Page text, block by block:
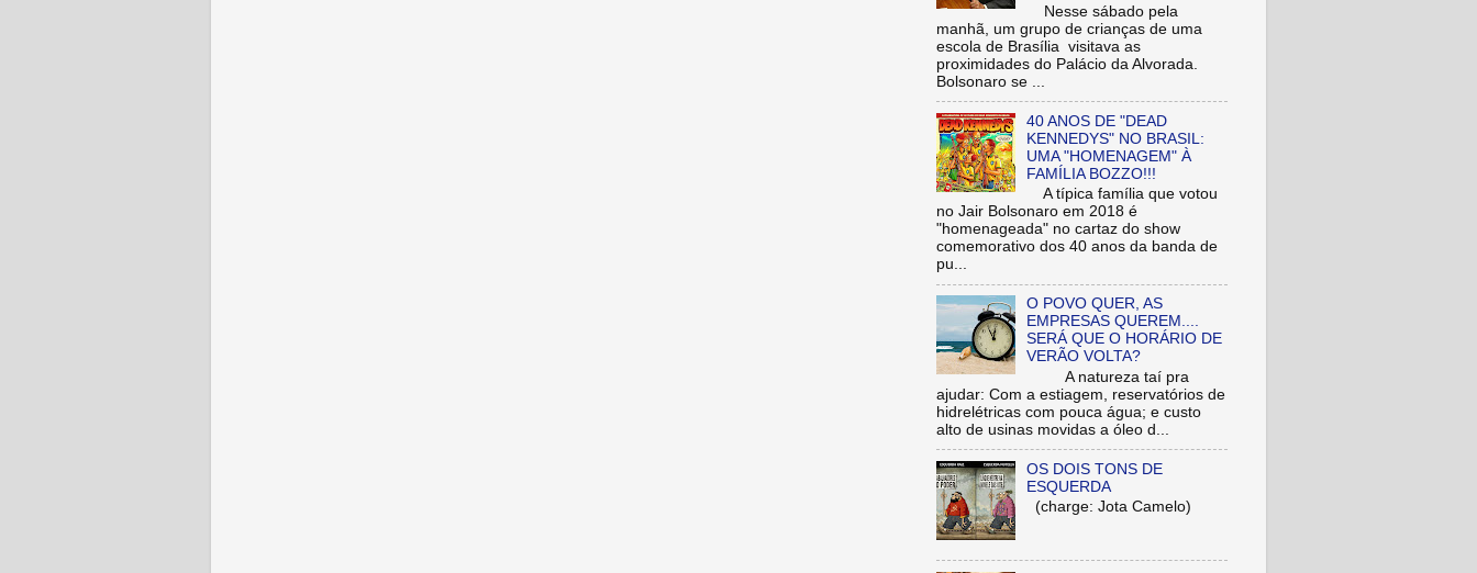
Nesse sábado pela
manhã, um grupo de crianças de uma
escola de Brasília visitava as
proximidades do Palácio da Alvorada.
Bolsonaro se ...
40 ANOS DE "DEAD
KENNEDYS" NO BRASIL:
UMA "HOMENAGEM" À
FAMÍLIA BOZZO!!!
A típica família que votou
no Jair Bolsonaro em 2018 é
"homenageada" no cartaz do show
comemorativo dos 40 anos da banda de
pu...
O POVO QUER, AS
EMPRESAS QUEREM....
SERÁ QUE O HORÁRIO DE
VERÃO VOLTA?
A natureza taí pra
ajudar: Com a estiagem, reservatórios de
hidrelétricas com pouca água; e custo
alto de usinas movidas a óleo d...
OS DOIS TONS DE
ESQUERDA
(charge: Jota Camelo)